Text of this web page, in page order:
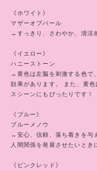
《ホワイト》
マザーオブパール
→すっきり、さわやか、清涼
《イエロー》
ハニーストーン
→黄色は左脳を刺激する色で
効果があります。 また、黄
スシーンにもぴったりです！
《ブルー》
ブルーメノウ
→安心、信頼、落ち着きを与
人間関係を発展させたいとき
《ピンクレッド》